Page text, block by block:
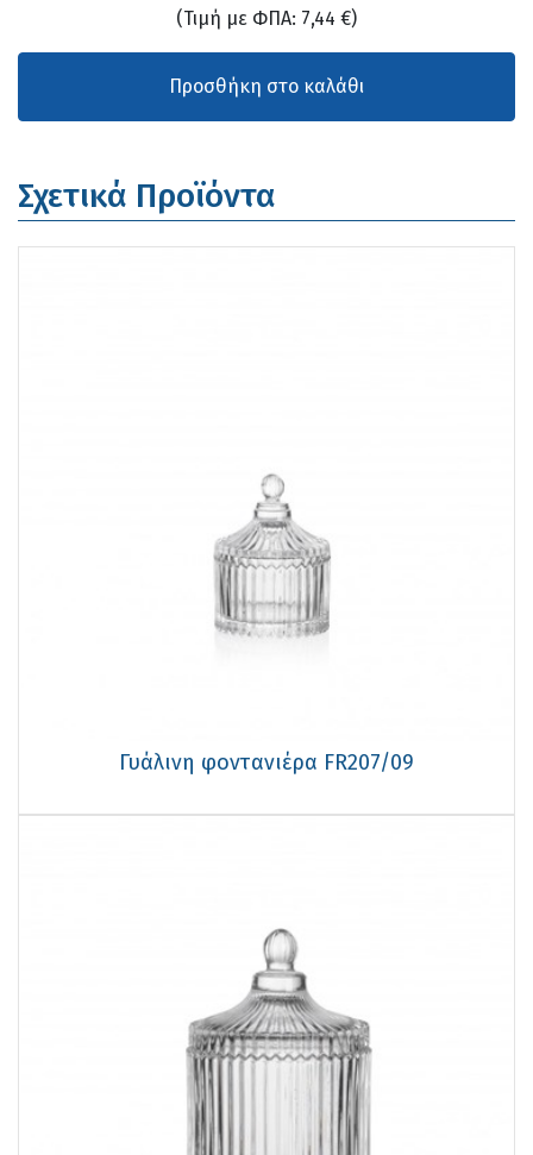
(Τιμή με ΦΠΑ: 7,44 €)
Σχετικά Προϊόντα
Γυάλινη φοντανιέρα FR207/09